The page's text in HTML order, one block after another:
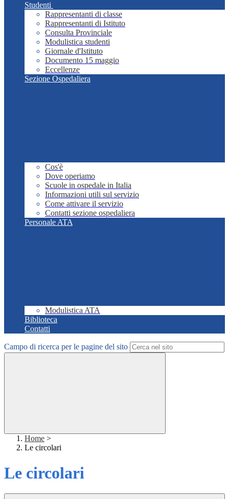
Studenti
Rappresentanti di classe
Rappresentanti di Istituto
Consulta Provinciale
Modulistica studenti
Giornale d'Istituto
Documento 15 maggio
Eccellenze
Sezione Ospedaliera
Cos'è
Dove operiamo
Scuole in ospedale in Italia
Informazioni utili sul servizio
Come attivare il servizio
Contatti sezione ospedaliera
Personale ATA
Modulistica ATA
Biblioteca
Contatti
Campo di ricerca per le pagine del sito
Home >
Le circolari
Le circolari